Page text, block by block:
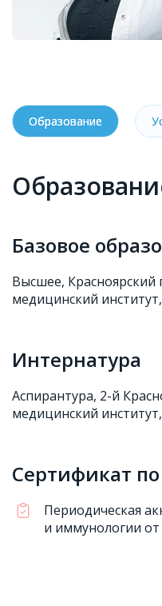
Образование
Базовое
Высшее, Красноярский
медицинский
Интернатура
Аспирантура, 2-й
медицинский
Сертификат
Периодическая
и иммунологии от